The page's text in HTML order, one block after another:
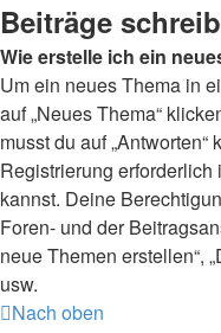
Beiträge
Wie erstelle ich ein
Um ein neues Thema in
auf „Neues Thema“
musst du auf
Registrierung
kannst. Deine
Foren- und der
neue Themen erstellen“,
usw.
Nach oben